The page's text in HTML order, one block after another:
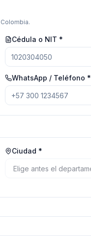
Cédula o NIT *
WhatsApp / Teléfono *
Ciudad *